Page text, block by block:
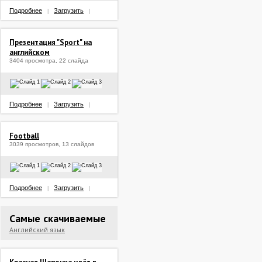
Подробнее Загрузить
Презентация "Sport" на
английском
3404 просмотра, 22 слайда
Подробнее Загрузить
Football
3039 просмотров, 13 слайдов
Подробнее Загрузить
Самые скачиваемые
Английский язык